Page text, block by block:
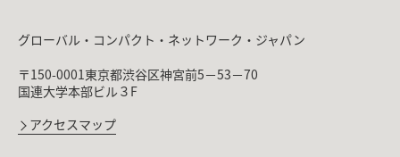
グローバル・コンパクト・ネットワーク・ジャパン
〒150-0001東京都渋谷区神宮前5－53－70
国連大学本部ビル３F
アクセスマップ